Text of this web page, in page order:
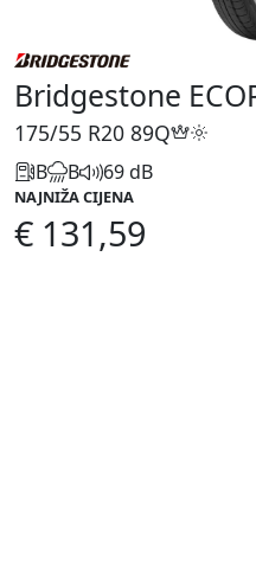
Bridgestone
175/55 R20 89Q
B B 69 dB
NAJNIŽA CIJENA
€ 131,59